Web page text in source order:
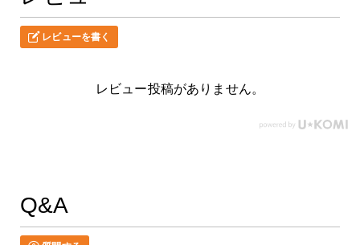
レビューを書く
レビュー投稿がありません。
Q&A